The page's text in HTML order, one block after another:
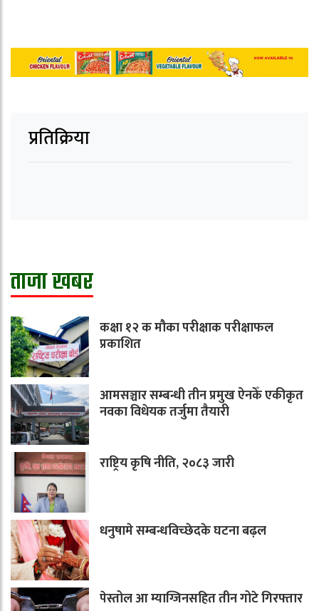
प्रतिक्रिया
ताजा खबर
कक्षा १२ क मौका परीक्षाक परीक्षाफल
प्रकाशित
आमसञ्चार सम्बन्धी तीन प्रमुख ऐनकेँ एकीकृत
नवका विधेयक तर्जुमा तैयारी
राष्ट्रिय कृषि नीति, २०८३ जारी
धनुषामे सम्बन्धविच्छेदके घटना बढ़ल
पेस्तोल आ म्याग्जिनसहित तीन गोटे गिरफ्तार